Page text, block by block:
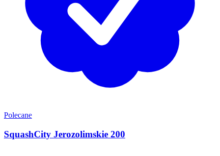
Polecane
SquashCity Jerozolimskie 200